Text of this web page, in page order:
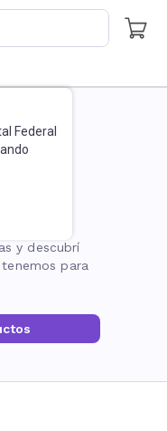
Federal
y descubrí
para